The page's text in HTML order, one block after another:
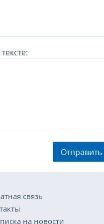
Отправить
связь
на новости